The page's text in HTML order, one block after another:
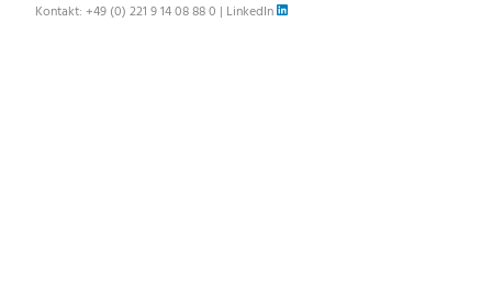
Kontakt: +49 (0) 221 9 14 08 88 0 | LinkedIn